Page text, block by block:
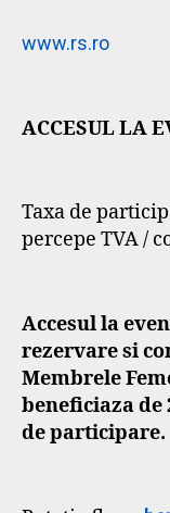
www.rs.ro
ACCESUL LA
Taxa de
percepe TVA /
Accesul la
rezervare si
Membrele
beneficiaza de
de participare.